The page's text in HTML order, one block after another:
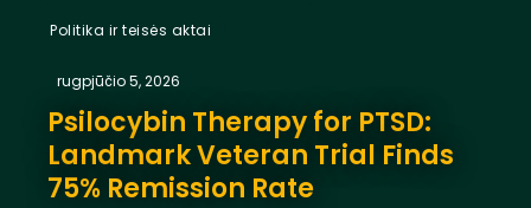
Politika ir teisės aktai
rugpjūčio 5, 2026
Psilocybin Therapy for PTSD:
Landmark Veteran Trial Finds
75% Remission Rate